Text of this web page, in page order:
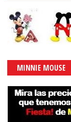
MINNIE MOUSE